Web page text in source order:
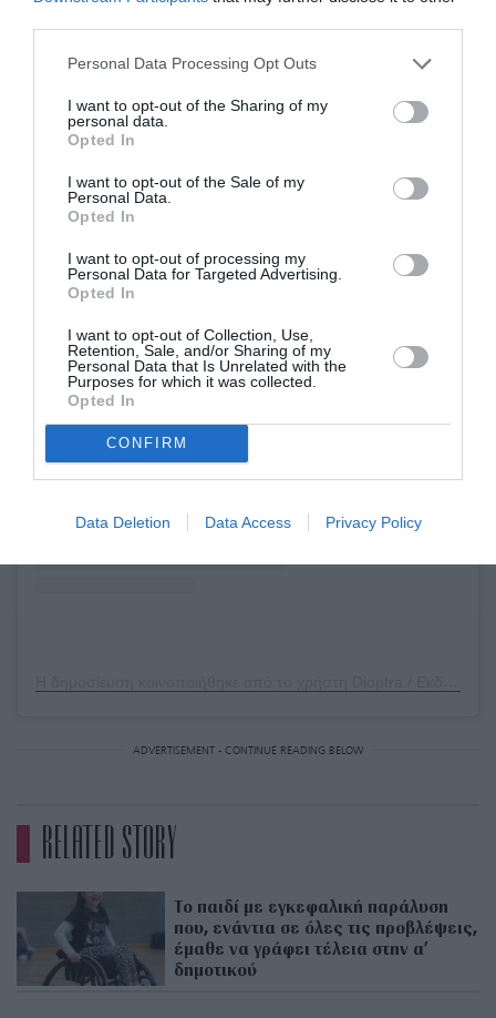
Personal Data Processing Opt Outs
I want to opt-out of the Sharing of my
personal data.
Opted In
I want to opt-out of the Sale of my
Personal Data.
Opted In
I want to opt-out of processing my
Personal Data for Targeted Advertising.
Opted In
I want to opt-out of Collection, Use,
Retention, Sale, and/or Sharing of my
Personal Data that Is Unrelated with the
Purposes for which it was collected.
Opted In
CONFIRM
Data Deletion Data Access Privacy Policy
Δείτε αυτή τη δημοσίευση στο Instagram.
ADVERTISEMENT - CONTINUE READING BELOW
RELATED STORY
Το παιδί με εγκεφαλική παράλυση
που, ενάντια σε όλες τις προβλέψεις,
έμαθε να γράφει τέλεια στην α’
δημοτικού